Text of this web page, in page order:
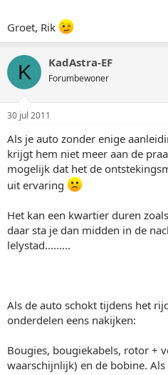
Groet, Rik
K KadAstra-EF
Forumbewoner
30 jul 2011
Als je auto zonder enige
krijgt hem niet meer aan de
mogelijk dat het de
uit ervaring
Het kan een kwartier duren
daar sta je dan midden in de
lelystad.........
Als de auto schokt tijdens het
onderdelen eens nakijken:
Bougies, bougiekabels, rotor +
waarschijnlijk) en de bobine.